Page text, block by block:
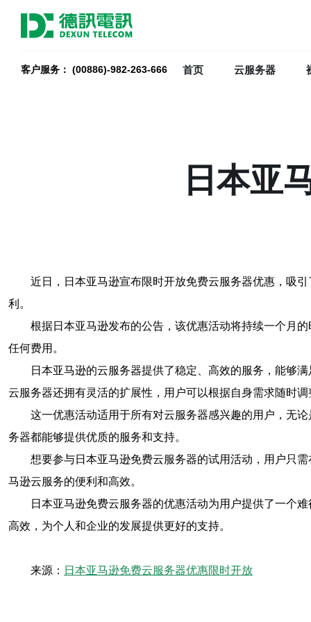
客户服务： (00886)-982-263-666 首页 云服务器
日本亚
近日，日本亚马逊宣布限时开放免费云服务器优惠，吸
利。
根据日本亚马逊发布的公告，该优惠活动将持续一个月
任何费用。
日本亚马逊的云服务器提供了稳定、高效的服务，能够
云服务器还拥有灵活的扩展性，用户可以根据自身需求随时
这一优惠活动适用于所有对云服务器感兴趣的用户，无
务器都能够提供优质的服务和支持。
想要参与日本亚马逊免费云服务器的试用活动，用户只
马逊云服务的便利和高效。
日本亚马逊免费云服务器的优惠活动为用户提供了一个
高效，为个人和企业的发展提供更好的支持。
来源： 日本亚马逊免费云服务器优惠限时开放